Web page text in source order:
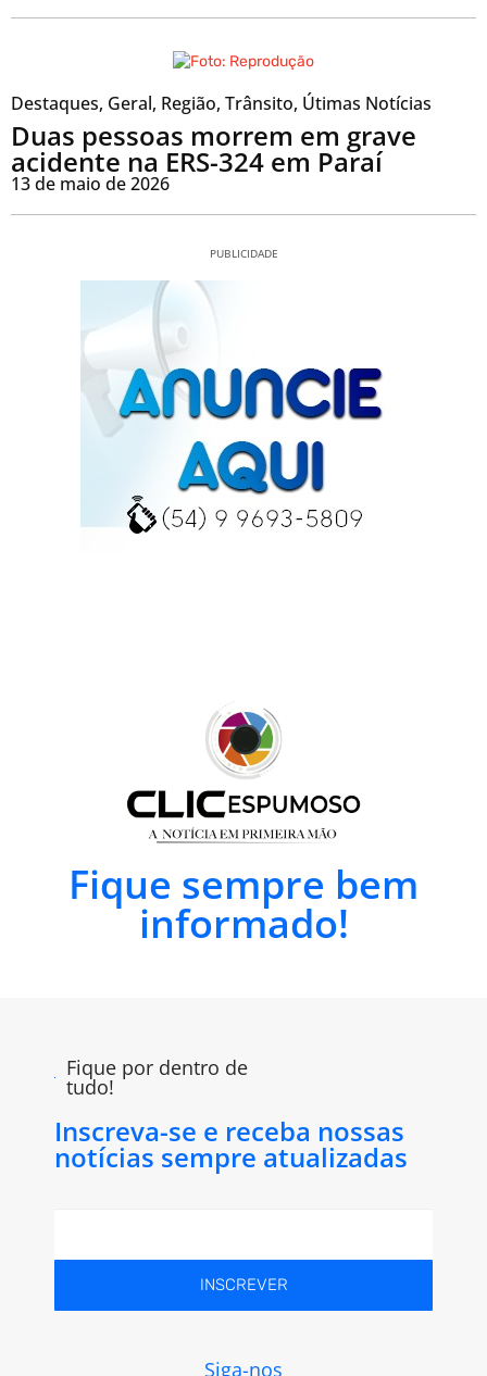
Destaques, Geral, Região, Trânsito, Útimas Notícias
Duas pessoas morrem em grave
acidente na ERS-324 em Paraí
13 de maio de 2026
PUBLICIDADE
Fique sempre bem
informado!
Fique por dentro de
tudo!
Inscreva-se e receba nossas
notícias sempre atualizadas
INSCREVER
Siga-nos